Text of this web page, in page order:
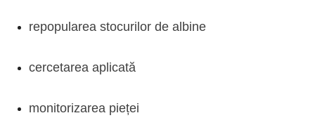
repopularea stocurilor de albine
cercetarea aplicată
monitorizarea pieței